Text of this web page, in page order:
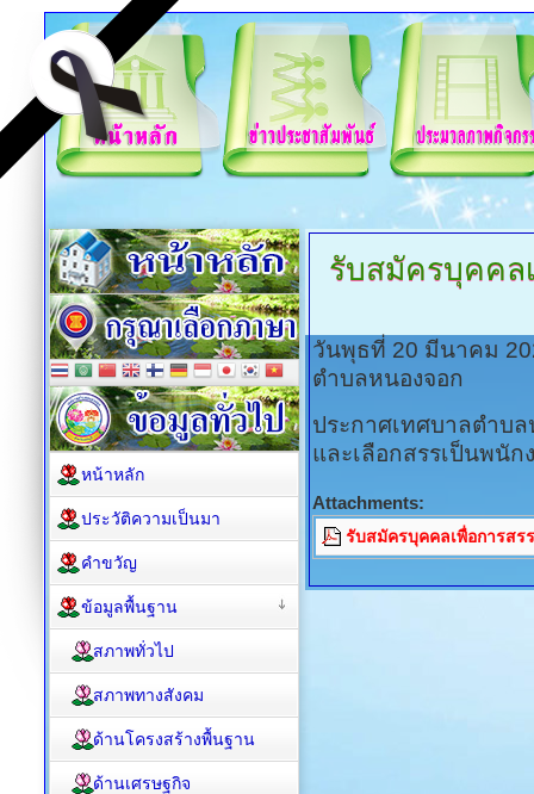
รับสมัครบุคคล
วันพุธที่ 20 มีนาคม
ตำบลหนองจอก
ประกาศเทศบาลตำบ
และเลือกสรรเป็นพนัก
Attachments:
รับสมัครบุคคลเพื่อการสร
หน้าหลัก
ประวัติความเป็นมา
คำขวัญ
ข้อมูลพื้นฐาน
สภาพทั่วไป
สภาพทางสังคม
ด้านโครงสร้างพื้นฐาน
ด้านเศรษฐกิจ